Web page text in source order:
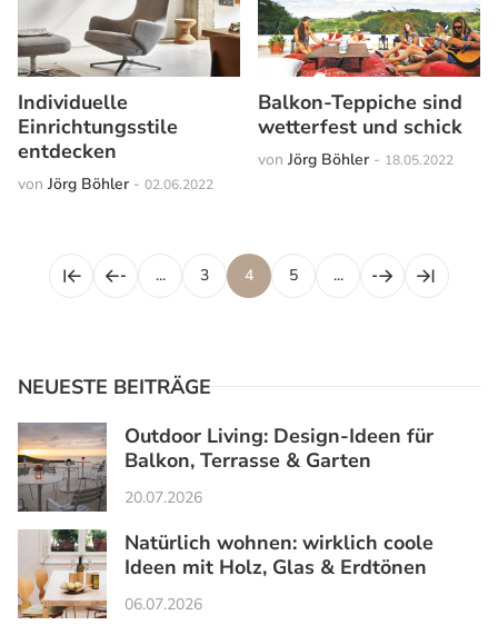
Individuelle
Einrichtungsstile
entdecken
von Jörg Böhler - 02.06.2022
Balkon-Teppiche sind
wetterfest und schick
von Jörg Böhler - 18.05.2022
... 3 4 5 ...
NEUESTE BEITRÄGE
Outdoor Living: Design-Ideen für
Balkon, Terrasse & Garten
20.07.2026
Natürlich wohnen: wirklich coole
Ideen mit Holz, Glas & Erdtönen
06.07.2026